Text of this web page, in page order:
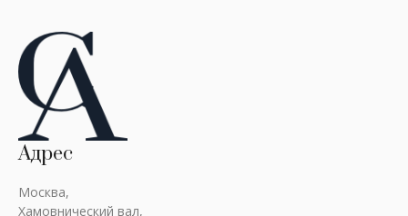
Адрес
Москва,
Хамовнический вал,